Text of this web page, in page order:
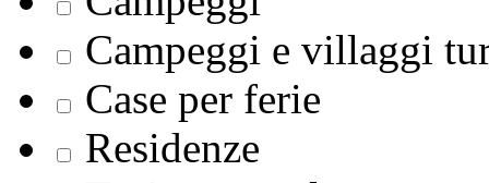
Campeggi e villaggi
Case per ferie
Residenze